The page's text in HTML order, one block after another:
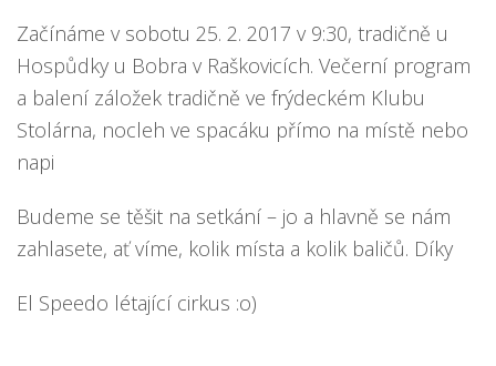
Začínáme v sobotu 25. 2. 2017 v 9:30, tradičně u
Hospůdky u Bobra v Raškovicích. Večerní program
a balení záložek tradičně ve frýdeckém Klubu
Stolárna, nocleh ve spacáku přímo na místě nebo
napi
Budeme se těšit na setkání – jo a hlavně se nám
zahlasete, ať víme, kolik místa a kolik baličů. Díky
El Speedo létající cirkus :o)